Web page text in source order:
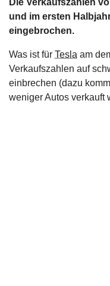
und im ersten
eingebrochen.
Was ist für Tesla am
Verkaufszahlen auf
einbrechen (dazu
weniger Autos verkauft